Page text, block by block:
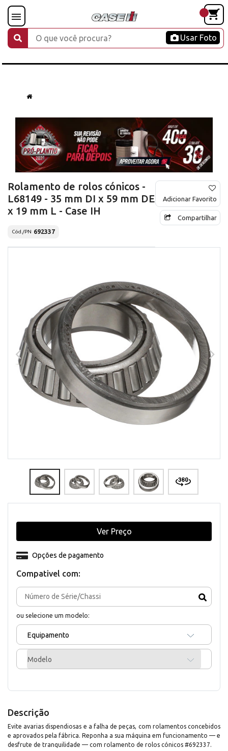
Usar Foto
Rolamento de rolos cónicos -
L68149 - 35 mm DI x 59 mm DE
x 19 mm L - Case IH
Cód./PN 692337
Adicionar Favorito
Compartilhar
Compativel com:
ou selecione um modelo:
Equipamento
Modelo
Opções de pagamento
Ver Preço
Descrição
Evite avarias dispendiosas e a falha de peças, com rolamentos concebidos
e aprovados pela fábrica. Reponha a sua máquina em funcionamento — e
desfrute de tranquilidade — com rolamento de rolos cónicos #692337.